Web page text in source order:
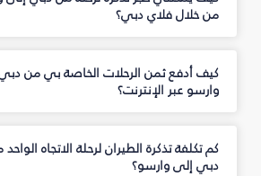
من خلال فلاي دبي؟
كيف أدفع ثمن الرحلات الخاصة بي من
وارسو عبر الإنترنت؟
كم تكلفة تذكرة الطيران لرحلة الاتجاه
دبي إلى وارسو؟